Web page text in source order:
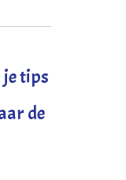
tips
de